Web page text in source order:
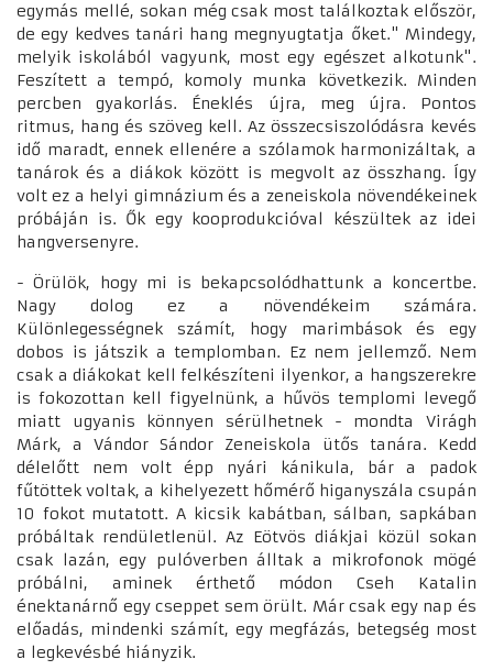
egymás mellé, sokan még csak most találkoztak először,
de egy kedves tanári hang megnyugtatja őket." Mindegy,
melyik iskolából vagyunk, most egy egészet alkotunk".
Feszített a tempó, komoly munka következik. Minden
percben gyakorlás. Éneklés újra, meg újra. Pontos
ritmus, hang és szöveg kell. Az összecsiszolódásra kevés
idő maradt, ennek ellenére a szólamok harmonizáltak, a
tanárok és a diákok között is megvolt az összhang. Így
volt ez a helyi gimnázium és a zeneiskola növendékeinek
próbáján is. Ők egy kooprodukcióval készültek az idei
hangversenyre.
- Örülök, hogy mi is bekapcsolódhattunk a koncertbe.
Nagy dolog ez a növendékeim számára.
Különlegességnek számít, hogy marimbások és egy
dobos is játszik a templomban. Ez nem jellemző. Nem
csak a diákokat kell felkészíteni ilyenkor, a hangszerekre
is fokozottan kell figyelnünk, a hűvös templomi levegő
miatt ugyanis könnyen sérülhetnek - mondta Virágh
Márk, a Vándor Sándor Zeneiskola ütős tanára. Kedd
délelőtt nem volt épp nyári kánikula, bár a padok
fűtöttek voltak, a kihelyezett hőmérő higanyszála csupán
10 fokot mutatott. A kicsik kabátban, sálban, sapkában
próbáltak rendületlenül. Az Eötvös diákjai közül sokan
csak lazán, egy pulóverben álltak a mikrofonok mögé
próbálni, aminek érthető módon Cseh Katalin
énektanárnő egy cseppet sem örült. Már csak egy nap és
előadás, mindenki számít, egy megfázás, betegség most
a legkevésbé hiányzik.